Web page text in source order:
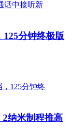
125分钟终极版
纳米制程推高